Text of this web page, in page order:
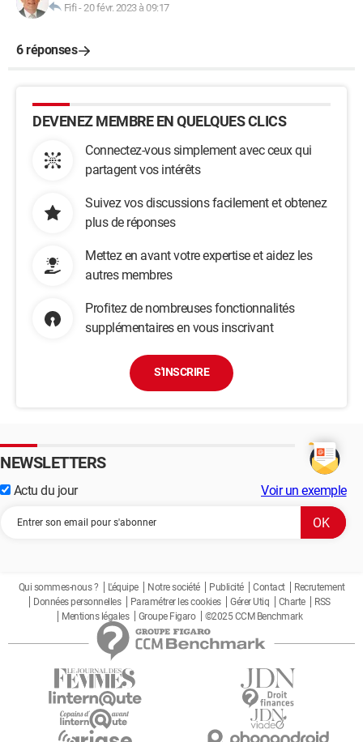
Fifi -20 févr. 2023 à 09:17
6 réponses
DEVENEZ MEMBRE EN QUELQUES CLICS
Connectez-vous simplement avec ceux qui
partagent vos intérêts
Suivez vos discussions facilement et obtenez
plus de réponses
Mettez en avant votre expertise et aidez les
autres membres
Profitez de nombreuses fonctionnalités
supplémentaires en vous inscrivant
S'INSCRIRE
NEWSLETTERS
Actu du jour Voir un exemple
Qui sommes-nous ? L'équipe Notre société Publicité Contact
Recrutement
Données personnelles
Paramétrer les cookies Gérer Utiq Charte
RSS
Mentions légales
Groupe Figaro ©2025 CCM Benchmark